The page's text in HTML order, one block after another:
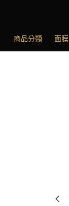
商品分類 面膜